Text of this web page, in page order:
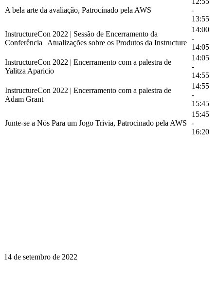
A bela arte da avaliação, Patrocinado pela AWS
-
13:55
InstructureCon 2022 | Sessão de Encerramento da
Conferência | Atualizações sobre os Produtos da Instructure
14:00
-
14:05
InstructureCon 2022 | Encerramento com a palestra de
Yalitza Aparicio
14:05
-
14:55
InstructureCon 2022 | Encerramento com a palestra de
Adam Grant
14:55
-
15:45
Junte-se a Nós Para um Jogo Trivia, Patrocinado pela AWS
15:45
-
16:20
14 de setembro de 2022